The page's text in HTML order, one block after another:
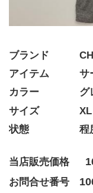
ブランド
アイテム   サ
カラー    グ
サイズ    XL
状態     程
当店販売価格
お問合せ番号